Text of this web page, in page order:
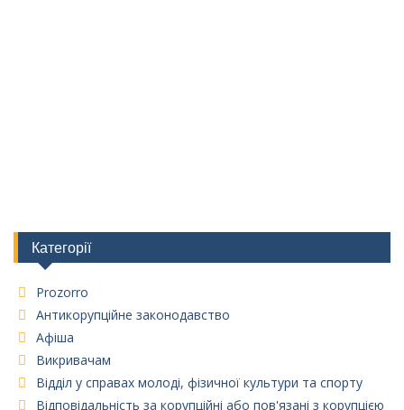
Категорії
Prozorro
Антикорупційне законодавство
Афіша
Викривачам
Відділ у справах молоді, фізичної культури та спорту
Відповідальність за корупційні або пов'язані з корупцією